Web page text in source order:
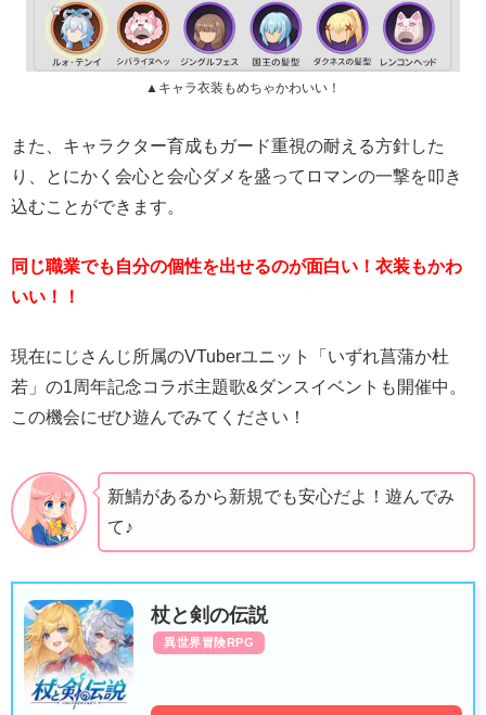
▲キャラ衣装もめちゃかわいい！
また、キャラクター育成もガード重視の耐える方針した
り、とにかく会心と会心ダメを盛ってロマンの一撃を叩き
込むことができます。
同じ職業でも自分の個性を出せるのが面白い！衣装もかわ
いい！！
現在にじさんじ所属のVTuberユニット「いずれ菖蒲か杜
若」の1周年記念コラボ主題歌&ダンスイベントも開催中。
この機会にぜひ遊んでみてください！
新鯖があるから新規でも安心だよ！遊んでみ
て♪
杖と剣の伝説
異世界冒険RPG